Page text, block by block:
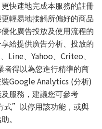
快速地完成本服務的註冊
輕易地接觸所偏好的商品
化廣告投放及使用流程的
給提供廣告分析、投放的
Line Yahoo Criteo
者得以為您進行精準的商
Google Analytics (分析)
服務，建議您可參考
式”
以停用該功能，或與
。